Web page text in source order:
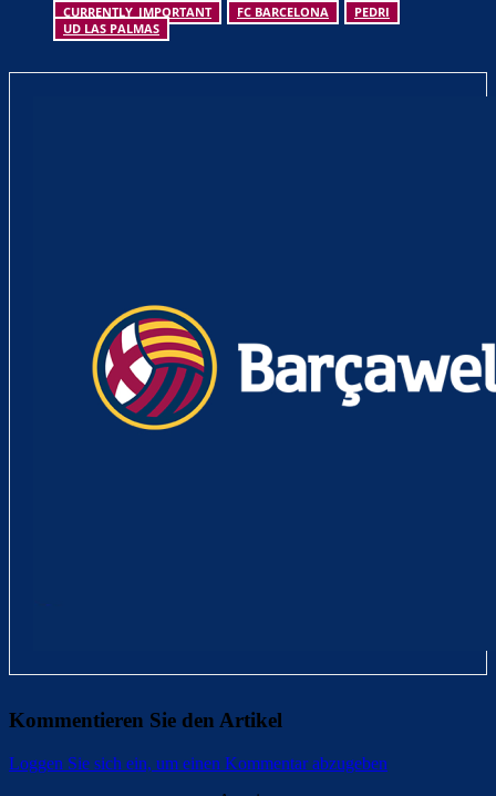
CURRENTLY_IMPORTANT FC BARCELONA
PEDRI
UD LAS PALMAS
Kommentieren Sie den Artikel
Loggen Sie sich ein, um einen Kommentar abzugeben